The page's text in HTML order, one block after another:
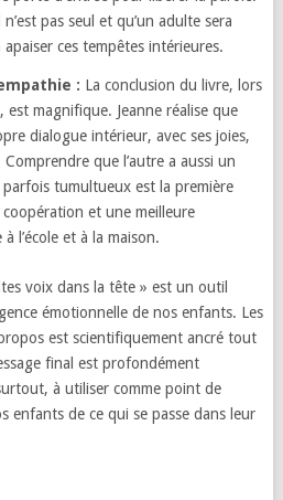
pas seul et qu’un adulte sera
ces tempêtes intérieures.
: La conclusion du livre, lors
est magnifique. Jeanne réalise que
dialogue intérieur, avec ses joies,
que l’autre a aussi un
tumultueux est la première
et une meilleure
l’école et à la maison.
voix dans la tête » est un outil
émotionnelle de nos enfants. Les
est scientifiquement ancré tout
final est profondément
à utiliser comme point de
enfants de ce qui se passe dans leur